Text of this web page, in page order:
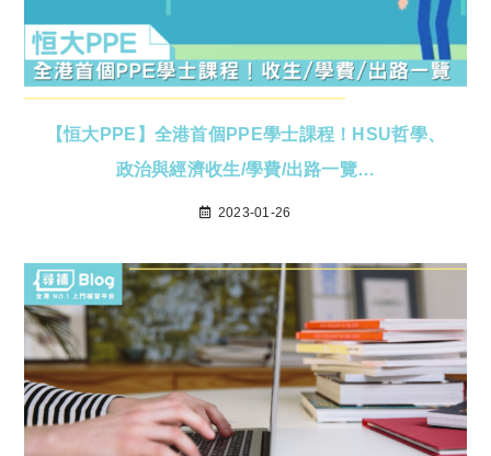
【恒大PPE】全港首個PPE學士課程！HSU哲學、
政治與經濟收生/學費/出路一覽…
2023-01-26